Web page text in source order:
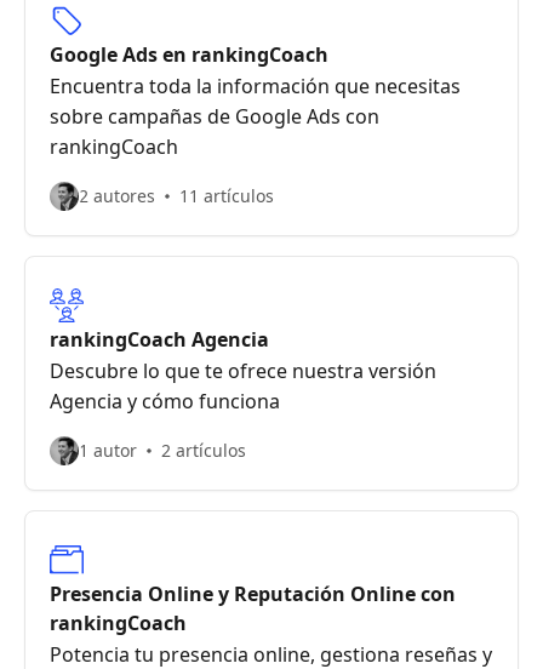
Google Ads en rankingCoach
Encuentra toda la información que necesitas
sobre campañas de Google Ads con
rankingCoach
2 autores 11 artículos
rankingCoach Agencia
Descubre lo que te ofrece nuestra versión
Agencia y cómo funciona
1 autor 2 artículos
Presencia Online y Reputación Online con
rankingCoach
Potencia tu presencia online, gestiona reseñas y